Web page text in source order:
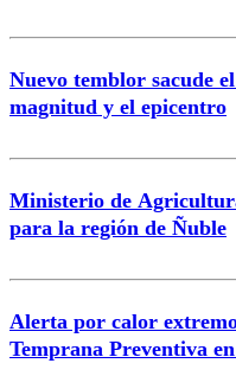
Nuevo temblor sacude
magnitud y el epicentro
Ministerio de
para la región de Ñuble
Alerta por calor
Temprana Preventiva